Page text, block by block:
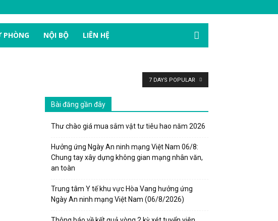
PHÒNG NỘI BỘ LIÊN HỆ
7 DAYS POPULAR
Bài đăng gần đây
Thư chào giá mua sắm vật tư tiêu hao năm 2026
Hưởng ứng Ngày An ninh mạng Việt Nam 06/8:
Chung tay xây dựng không gian mạng nhân văn,
an toàn
Trung tâm Y tế khu vực Hòa Vang hưởng ứng
Ngày An ninh mạng Việt Nam (06/8/2026)